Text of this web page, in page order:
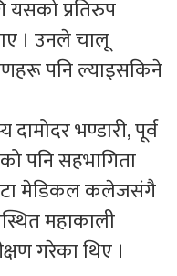
यसको प्रतिरुप
। उनले चालू
पनि ल्याइसकिने
दामोदर भण्डारी, पूर्व
पनि सहभागिता
मेडिकल कलेजसंगै
महाकाली
गरेका थिए ।